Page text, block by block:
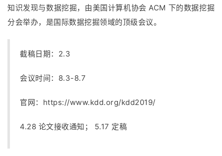
知识发现与数据挖掘，由美国计算机协会 ACM 下的数据挖掘
分会举办，是国际数据挖掘领域的顶级会议。
截稿日期：2.3
会议时间：8.3-8.7
官网： https://www.kdd.org/kdd2019/
4.28 论文接收通知； 5.17 定稿